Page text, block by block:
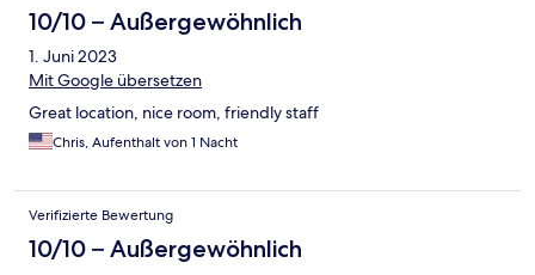
10/10 – Außergewöhnlich
1. Juni 2023
Mit Google übersetzen
Great location, nice room, friendly staff
Chris, Aufenthalt von 1 Nacht
Verifizierte Bewertung
10/10 – Außergewöhnlich